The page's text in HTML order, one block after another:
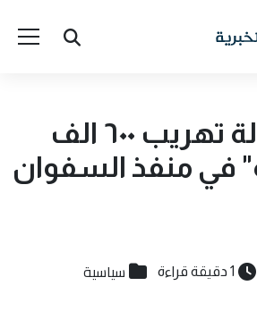
إحباط محاولة تهريب ٦٠٠ الف
في منفذ السفوان
1 دقيقة قراءة سياسية